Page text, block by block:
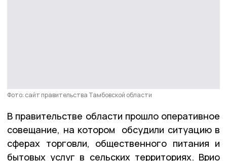
Фото: сайт правительства Тамбовской области
В правительстве области прошло оперативное
совещание, на котором обсудили ситуацию в
сферах торговли, общественного питания и
бытовых услуг в сельских территориях. Врио